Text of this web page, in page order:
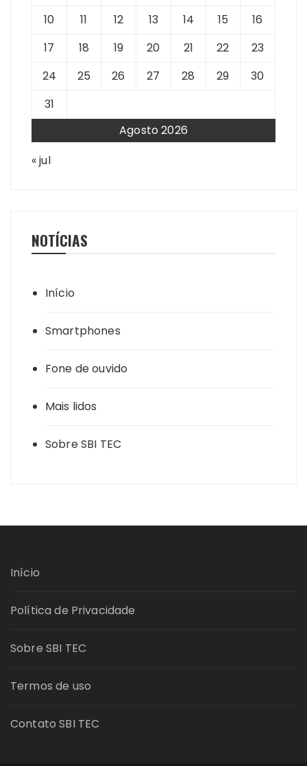
Agosto 2026
10
11 12 13 14 15
16
17
18 19 20 21 22
23
24
25 26 27 28 29
30
31
« jul
NOTÍCIAS
Início
Smartphones
Fone de ouvido
Mais lidos
Sobre SBI TEC
Início
Política de Privacidade
Sobre SBI TEC
Termos de uso
Contato SBI TEC